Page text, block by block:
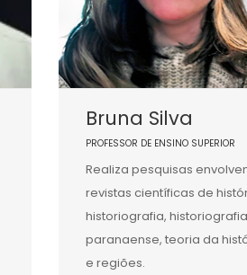
Bruna Silva
PROFESSOR DE ENSINO SUPERIOR
Realiza pesquisas
revistas científicas de
historiografia, historiografia
paranaense, teoria da
e regiões.